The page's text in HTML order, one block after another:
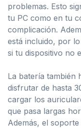
problemas. Esto
tu PC como en tu
complicación.
está incluido, por
si tu dispositivo no
La batería también
disfrutar de hasta
cargar los
que pasa largas
Además, el